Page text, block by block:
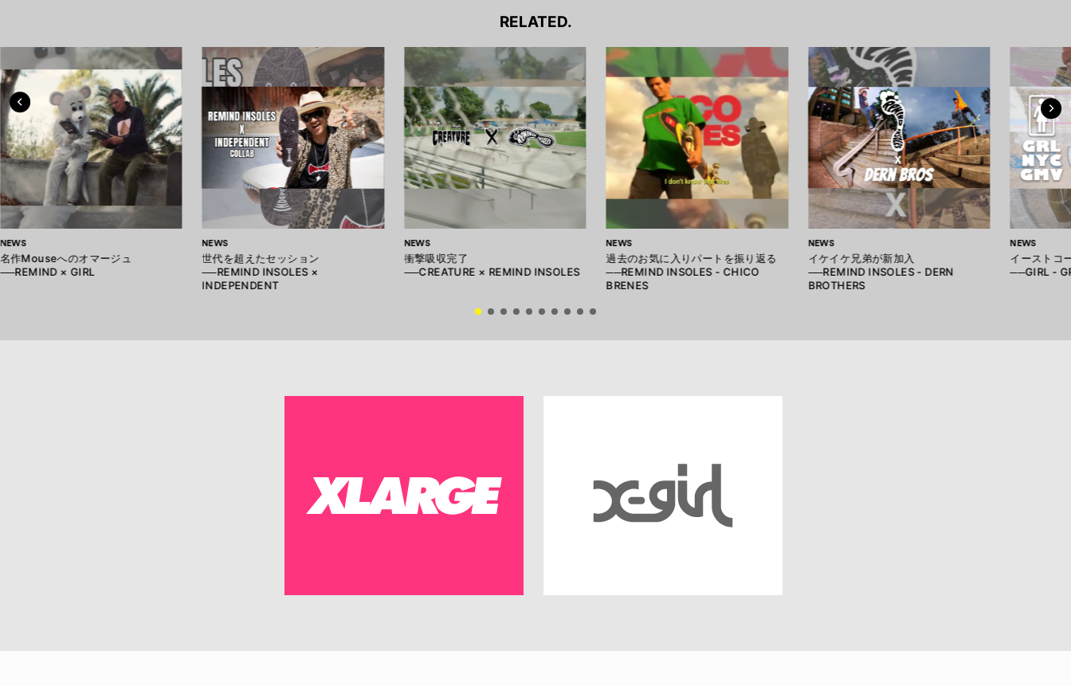
RELATED.
NEWS
名作Mouseへのオマージュ
──REMIND × GIRL
NEWS
世代を超えたセッション
──REMIND INSOLES ×
INDEPENDENT
NEWS
衝撃吸収完了
──CREATURE × REMIND INSOLES
NEWS
過去のお気に入りパートを振り返る
──REMIND INSOLES - CHICO
BRENES
NEWS
イケイケ兄弟が新加入
──REMIND INSOLES - DERN
BROTHERS
NEWS
イーストコ
──GIRL -